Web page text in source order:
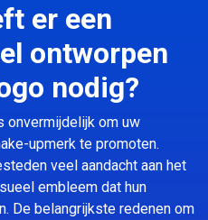
er een
ontworpen
nodig?
onvermijdelijk om uw
upmerk te promoten.
veel aandacht aan het
embleem dat hun
De belangrijkste redenen om